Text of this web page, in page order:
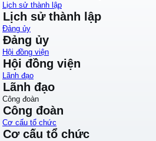
Lịch sử thành lập
Lịch sử thành lập
Đảng ủy
Đảng ủy
Hội đồng viện
Hội đồng viện
Lãnh đạo
Lãnh đạo
Công đoàn
Công đoàn
Cơ cấu tổ chức
Cơ cấu tổ chức